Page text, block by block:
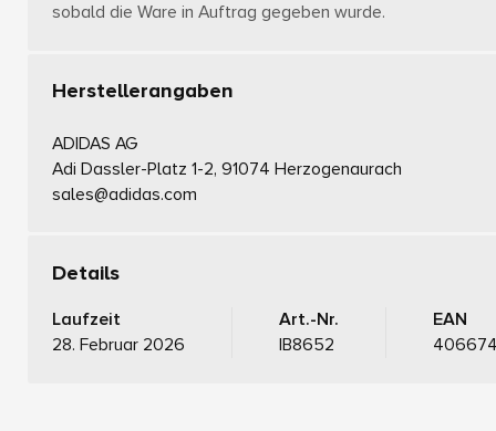
sobald die Ware in Auftrag gegeben wurde.
Herstellerangaben
ADIDAS AG
Adi Dassler-Platz 1-2, 91074 Herzogenaurach
sales@adidas.com
Details
Laufzeit
28. Februar 2026
Art.-Nr.
IB8652
EAN